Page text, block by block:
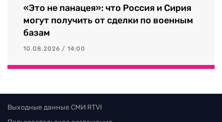
«Это не панацея»: что Россия и Сирия
могут получить от сделки по военным
базам
10.08.2026 / 14:00
Выходные данные СМИ RTVI